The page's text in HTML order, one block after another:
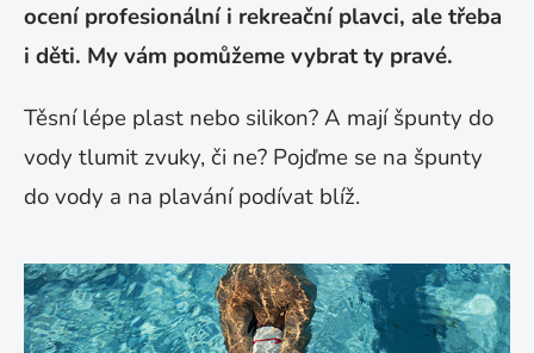
ocení profesionální i rekreační plavci, ale třeba
i děti. My vám pomůžeme vybrat ty pravé.
Těsní lépe plast nebo silikon? A mají špunty do
vody tlumit zvuky, či ne? Pojďme se na špunty
do vody a na plavání podívat blíž.